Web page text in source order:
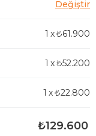
1 x₺61.900
1 x₺52.200
1 x₺22.800
₺129.600